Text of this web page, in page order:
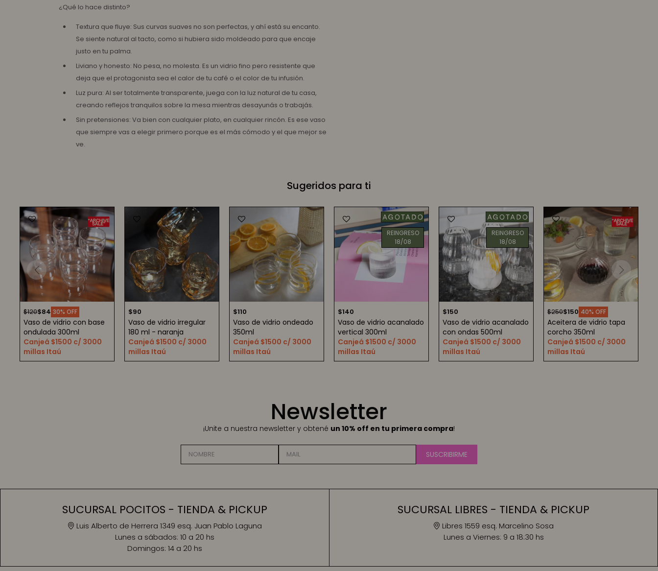
¿Qué lo hace distinto?
Textura que fluye: Sus curvas suaves no son perfectas, y ahí está su encanto.
Se siente natural al tacto, como si hubiera sido moldeado para que encaje
justo en tu palma.
Liviano y honesto: No pesa, no molesta. Es un vidrio fino pero resistente que
deja que el protagonista sea el calor de tu café o el color de tu infusión.
Luz pura: Al ser totalmente transparente, juega con la luz natural de tu casa,
creando reflejos tranquilos sobre la mesa mientras desayunás o trabajás.
Sin pretensiones: Va bien con cualquier plato, en cualquier rincón. Es ese vaso
que siempre vas a elegir primero porque es el más cómodo y el que mejor se
ve.
Sugeridos para ti
$84
$120 30
Vaso de vidrio con base
ondulada 300ml
Canjeá $1500 c/ 3000
millas Itaú
$90
Vaso de vidrio irregular
180 ml - naranja
Canjeá $1500 c/ 3000
millas Itaú
$110
Vaso de vidrio ondeado
350ml
Canjeá $1500 c/ 3000
millas Itaú
REINGRESO
18/08
$140
Vaso de vidrio acanalado
vertical 300ml
Canjeá $1500 c/ 3000
millas Itaú
REINGRESO
18/08
$150
Vaso de vidrio acanalado
con ondas 500ml
Canjeá $1500 c/ 3000
millas Itaú
$150
$250 40
Aceitera de vidrio tapa
corcho 350ml
Canjeá $1500 c/ 3000
millas Itaú
Newsletter
¡Unite a nuestra newsletter y obtené un 10% off en tu primera compra!
SUSCRIBIRME
SUCURSAL POCITOS - TIENDA & PICKUP
Luis Alberto de Herrera 1349 esq. Juan Pablo Laguna
Lunes a sábados: 10 a 20 hs
Domingos: 14 a 20 hs
SUCURSAL LIBRES - TIENDA & PICKUP
Libres 1559 esq. Marcelino Sosa
Lunes a Viernes: 9 a 18:30 hs